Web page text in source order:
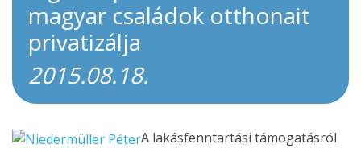
magyar családok otthonait
privatizálja
2015.08.18.
A lakásfenntartási támogatásról